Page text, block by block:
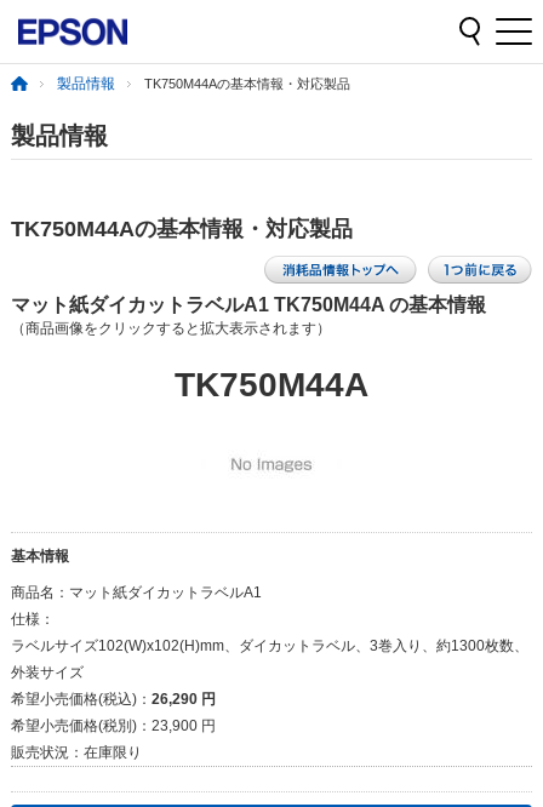
製品情報 TK750M44Aの基本情報・対応製品
製品情報
TK750M44Aの基本情報・対応製品
マット紙ダイカットラベルA1 TK750M44A の基本情報
（商品画像をクリックすると拡大表示されます）
TK750M44A
基本情報
商品名： マット紙ダイカットラベルA1
仕様：
ラベルサイズ102(W)x102(H)mm、ダイカットラベル、3巻入り、約1300枚数、
外装サイズ
希望小売価格(税込)： 26,290 円
希望小売価格(税別)： 23,900 円
販売状況： 在庫限り